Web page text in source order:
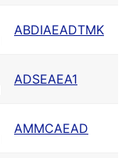
ABDIAEADTMK
ADSEAEA1
AMMCAEAD